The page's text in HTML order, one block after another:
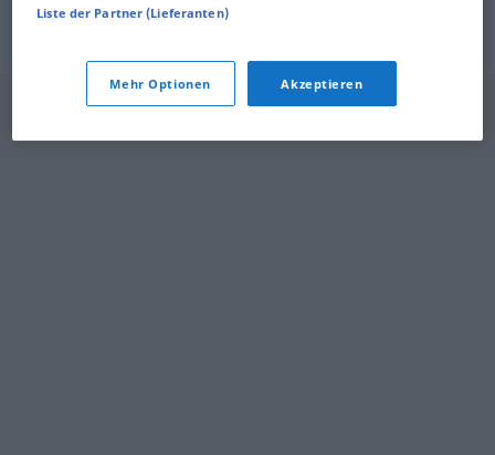
Liste der Partner (Lieferanten)
Mehr Optionen Akzeptieren